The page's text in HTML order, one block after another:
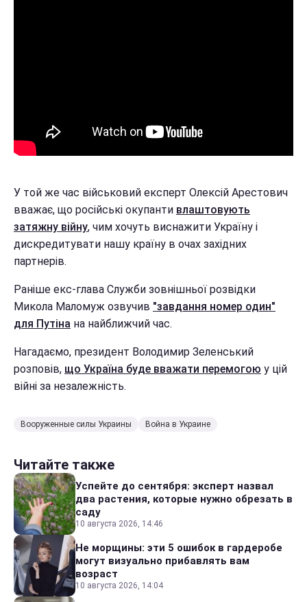
У той же час військовий експерт Олексій Арестович
вважає, що російські окупанти влаштовують
затяжну війну, чим хочуть виснажити Україну і
дискредитувати нашу країну в очах західних
партнерів.
Раніше екс-глава Служби зовнішньої розвідки
Микола Маломуж озвучив "завдання номер один"
для Путіна на найближчий час.
Нагадаємо, президент Володимир Зеленський
розповів, що Україна буде вважати перемогою у цій
війні за незалежність.
Вооруженные силы Украины Война в Украине
Читайте также
Успейте до сентября: эксперт назвал
два растения, которые нужно обрезать в
саду
10 августа 2026, 14:46
Не морщины: эти 5 ошибок в гардеробе
могут визуально прибавлять вам
возраст
10 августа 2026, 14:04